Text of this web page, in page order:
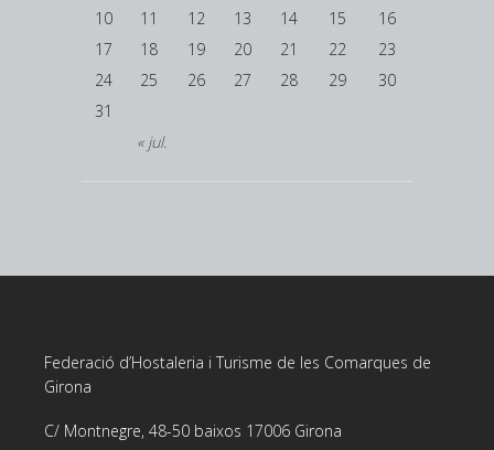
« jul.
10
11 12 13 14 15
16
17
18 19 20 21 22
23
24
25 26 27 28 29
30
31
Federació d’Hostaleria i Turisme de les Comarques de
Girona
C/ Montnegre, 48-50 baixos 17006 Girona